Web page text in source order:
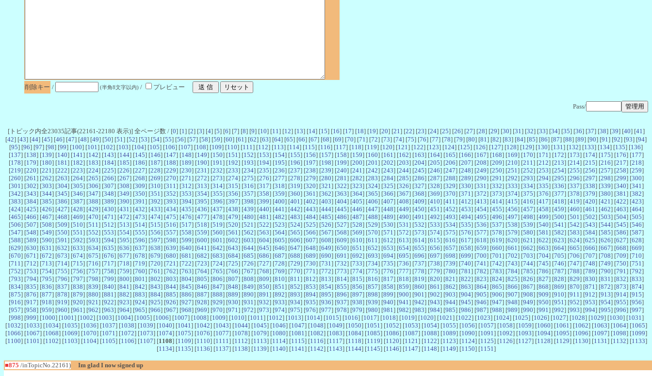
削除キー / (半角8文字以内) / プレビュー
Pass/
[トピック内全23035記事(22161-22180 表示)] 全ページ数 / [0] [1 ] [2] [3] [4] [5] [6] [7] [8] [9] [10] [11 ] [12] [13] [14] [15] [16] [17] [18] [19] [20] [21 ] [22] [23] [24] [25] [26] [27] [28] [29] [30] [31 ] [32] [33] [34] [35] [36] [37] [38] [39] [40] [41 ]
[42] [43] [44] [45] [46] [47] [48] [49] [50] [51 ] [52] [53] [54] [55] [56] [57] [58] [59] [60] [61 ] [62] [63] [64] [65] [66] [67] [68] [69] [70] [71 ] [72] [73] [74] [75] [76] [77] [78] [79] [80] [81 ] [82] [83] [84] [85] [86] [87] [88] [89] [90] [91 ] [92] [93] [94]
[95] [96] [97] [98] [99] [100] [101 ] [102] [103] [104] [105] [106] [107] [108] [109] [110] [111 ] [112] [113] [114] [115] [116] [117] [118] [119] [120] [121 ] [122] [123] [124] [125] [126] [127] [128] [129] [130] [131 ] [132] [133] [134] [135] [136]
[137] [138] [139] [140] [141 ] [142] [143] [144] [145] [146] [147] [148] [149] [150] [151 ] [152] [153] [154] [155] [156] [157] [158] [159] [160] [161 ] [162] [163] [164] [165] [166] [167] [168] [169] [170] [171 ] [172] [173] [174] [175] [176] [177]
[178] [179] [180] [181 ] [182] [183] [184] [185] [186] [187] [188] [189] [190] [191 ] [192] [193] [194] [195] [196] [197] [198] [199] [200] [201 ] [202] [203] [204] [205] [206] [207] [208] [209] [210] [211 ] [212] [213] [214] [215] [216] [217] [218]
[219] [220] [221 ] [222] [223] [224] [225] [226] [227] [228] [229] [230] [231 ] [232] [233] [234] [235] [236] [237] [238] [239] [240] [241 ] [242] [243] [244] [245] [246] [247] [248] [249] [250] [251 ] [252] [253] [254] [255] [256] [257] [258] [259]
[260] [261 ] [262] [263] [264] [265] [266] [267] [268] [269] [270] [271 ] [272] [273] [274] [275] [276] [277] [278] [279] [280] [281 ] [282] [283] [284] [285] [286] [287] [288] [289] [290] [291 ] [292] [293] [294] [295] [296] [297] [298] [299] [300]
[301 ] [302] [303] [304] [305] [306] [307] [308] [309] [310] [311 ] [312] [313] [314] [315] [316] [317] [318] [319] [320] [321 ] [322] [323] [324] [325] [326] [327] [328] [329] [330] [331 ] [332] [333] [334] [335] [336] [337] [338] [339] [340] [341 ]
[342] [343] [344] [345] [346] [347] [348] [349] [350] [351 ] [352] [353] [354] [355] [356] [357] [358] [359] [360] [361 ] [362] [363] [364] [365] [366] [367] [368] [369] [370] [371 ] [372] [373] [374] [375] [376] [377] [378] [379] [380] [381 ] [382]
[383] [384] [385] [386] [387] [388] [389] [390] [391 ] [392] [393] [394] [395] [396] [397] [398] [399] [400] [401 ] [402] [403] [404] [405] [406] [407] [408] [409] [410] [411 ] [412] [413] [414] [415] [416] [417] [418] [419] [420] [421 ] [422] [423]
[424] [425] [426] [427] [428] [429] [430] [431 ] [432] [433] [434] [435] [436] [437] [438] [439] [440] [441 ] [442] [443] [444] [445] [446] [447] [448] [449] [450] [451 ] [452] [453] [454] [455] [456] [457] [458] [459] [460] [461 ] [462] [463] [464]
[465] [466] [467] [468] [469] [470] [471 ] [472] [473] [474] [475] [476] [477] [478] [479] [480] [481 ] [482] [483] [484] [485] [486] [487] [488] [489] [490] [491 ] [492] [493] [494] [495] [496] [497] [498] [499] [500] [501 ] [502] [503] [504] [505]
[506] [507] [508] [509] [510] [511 ] [512] [513] [514] [515] [516] [517] [518] [519] [520] [521 ] [522] [523] [524] [525] [526] [527] [528] [529] [530] [531 ] [532] [533] [534] [535] [536] [537] [538] [539] [540] [541 ] [542] [543] [544] [545] [546]
[547] [548] [549] [550] [551 ] [552] [553] [554] [555] [556] [557] [558] [559] [560] [561 ] [562] [563] [564] [565] [566] [567] [568] [569] [570] [571 ] [572] [573] [574] [575] [576] [577] [578] [579] [580] [581 ] [582] [583] [584] [585] [586] [587]
[588] [589] [590] [591 ] [592] [593] [594] [595] [596] [597] [598] [599] [600] [601 ] [602] [603] [604] [605] [606] [607] [608] [609] [610] [611 ] [612] [613] [614] [615] [616] [617] [618] [619] [620] [621 ] [622] [623] [624] [625] [626] [627] [628]
[629] [630] [631 ] [632] [633] [634] [635] [636] [637] [638] [639] [640] [641 ] [642] [643] [644] [645] [646] [647] [648] [649] [650] [651 ] [652] [653] [654] [655] [656] [657] [658] [659] [660] [661 ] [662] [663] [664] [665] [666] [667] [668] [669]
[670] [671 ] [672] [673] [674] [675] [676] [677] [678] [679] [680] [681 ] [682] [683] [684] [685] [686] [687] [688] [689] [690] [691 ] [692] [693] [694] [695] [696] [697] [698] [699] [700] [701 ] [702] [703] [704] [705] [706] [707] [708] [709] [710]
[711 ] [712] [713] [714] [715] [716] [717] [718] [719] [720] [721 ] [722] [723] [724] [725] [726] [727] [728] [729] [730] [731 ] [732] [733] [734] [735] [736] [737] [738] [739] [740] [741 ] [742] [743] [744] [745] [746] [747] [748] [749] [750] [751 ]
[752] [753] [754] [755] [756] [757] [758] [759] [760] [761 ] [762] [763] [764] [765] [766] [767] [768] [769] [770] [771 ] [772] [773] [774] [775] [776] [777] [778] [779] [780] [781 ] [782] [783] [784] [785] [786] [787] [788] [789] [790] [791 ] [792]
[793] [794] [795] [796] [797] [798] [799] [800] [801 ] [802] [803] [804] [805] [806] [807] [808] [809] [810] [811 ] [812] [813] [814] [815] [816] [817] [818] [819] [820] [821 ] [822] [823] [824] [825] [826] [827] [828] [829] [830] [831 ] [832] [833]
[834] [835] [836] [837] [838] [839] [840] [841 ] [842] [843] [844] [845] [846] [847] [848] [849] [850] [851 ] [852] [853] [854] [855] [856] [857] [858] [859] [860] [861 ] [862] [863] [864] [865] [866] [867] [868] [869] [870] [871 ] [872] [873] [874]
[875] [876] [877] [878] [879] [880] [881 ] [882] [883] [884] [885] [886] [887] [888] [889] [890] [891 ] [892] [893] [894] [895] [896] [897] [898] [899] [900] [901 ] [902] [903] [904] [905] [906] [907] [908] [909] [910] [911 ] [912] [913] [914] [915]
[916] [917] [918] [919] [920] [921 ] [922] [923] [924] [925] [926] [927] [928] [929] [930] [931 ] [932] [933] [934] [935] [936] [937] [938] [939] [940] [941 ] [942] [943] [944] [945] [946] [947] [948] [949] [950] [951 ] [952] [953] [954] [955] [956]
[957] [958] [959] [960] [961 ] [962] [963] [964] [965] [966] [967] [968] [969] [970] [971 ] [972] [973] [974] [975] [976] [977] [978] [979] [980] [981 ] [982] [983] [984] [985] [986] [987] [988] [989] [990] [991 ] [992] [993] [994] [995] [996] [997]
[998] [999] [1000] [1001 ] [1002] [1003] [1004] [1005] [1006] [1007] [1008] [1009] [1010] [1011 ] [1012] [1013] [1014] [1015] [1016] [1017] [1018] [1019] [1020] [1021 ] [1022] [1023] [1024] [1025] [1026] [1027] [1028] [1029] [1030] [1031 ]
[1032] [1033] [1034] [1035] [1036] [1037] [1038] [1039] [1040] [1041 ] [1042] [1043] [1044] [1045] [1046] [1047] [1048] [1049] [1050] [1051 ] [1052] [1053] [1054] [1055] [1056] [1057] [1058] [1059] [1060] [1061 ] [1062] [1063] [1064] [1065]
[1066] [1067] [1068] [1069] [1070] [1071 ] [1072] [1073] [1074] [1075] [1076] [1077] [1078] [1079] [1080] [1081 ] [1082] [1083] [1084] [1085] [1086] [1087] [1088] [1089] [1090] [1091 ] [1092] [1093] [1094] [1095] [1096] [1097] [1098] [1099]
[1100] [1101 ] [1102] [1103] [1104] [1105] [1106] [1107] [1108] [1109] [1110] [1111 ] [1112] [1113] [1114] [1115] [1116] [1117] [1118] [1119] [1120] [1121 ] [1122] [1123] [1124] [1125] [1126] [1127] [1128] [1129] [1130] [1131 ] [1132] [1133]
[1134] [1135] [1136] [1137] [1138] [1139] [1140] [1141 ] [1142] [1143] [1144] [1145] [1146] [1147] [1148] [1149] [1150] [1151 ]
■875 /inTopicNo.22161) Im glad I now signed up